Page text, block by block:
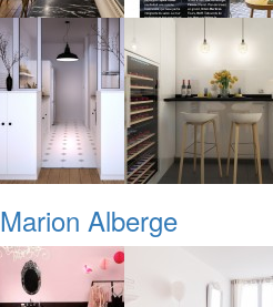
Marion Alberge